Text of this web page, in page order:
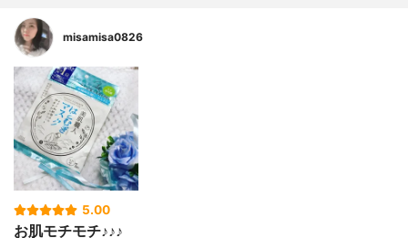
misamisa0826
5.00
お肌モチモチ♪♪♪